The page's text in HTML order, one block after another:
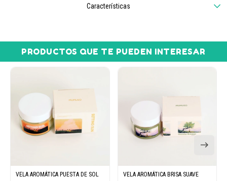
Características
PRODUCTOS QUE TE PUEDEN INTERESAR
VELA AROMÁTICA PUESTA DE SOL VELA AROMÁTICA BRISA SUAVE